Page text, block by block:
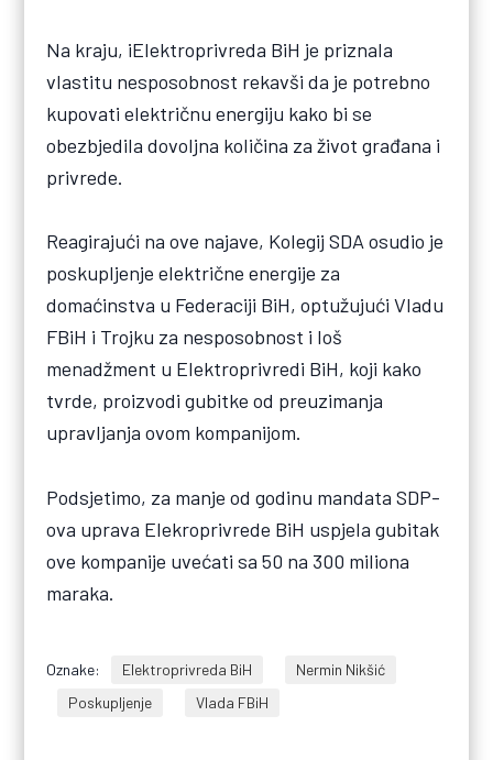
Na kraju, iElektroprivreda BiH je priznala
vlastitu nesposobnost rekavši da je potrebno
kupovati električnu energiju kako bi se
obezbjedila dovoljna količina za život građana i
privrede.
Reagirajući na ove najave, Kolegij SDA osudio je
poskupljenje električne energije za
domaćinstva u Federaciji BiH, optužujući Vladu
FBiH i Trojku za nesposobnost i loš
menadžment u Elektroprivredi BiH, koji kako
tvrde, proizvodi gubitke od preuzimanja
upravljanja ovom kompanijom.
Podsjetimo, za manje od godinu mandata SDP-
ova uprava Elekroprivrede BiH uspjela gubitak
ove kompanije uvećati sa 50 na 300 miliona
maraka.
Oznake: Elektroprivreda BiH
Nermin Nikšić
Poskupljenje
Vlada FBiH